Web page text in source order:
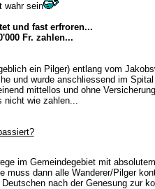
wahr sein
und fast erfroren...
Fr. zahlen...
ein Pilger) entlang vom
und wurde anschliessend im
mittellos und ohne
nicht wie zahlen...
im Gemeindegebiet mit
muss dann alle Wanderer/Pilger
nach der Genesung zur